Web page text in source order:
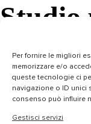
Per fornire le migliori
memorizzare e/o
queste tecnologie ci
navigazione o ID unici
consenso può influire
Gestisci servizi
Studio
nero
34×31 cm
Olio su tela